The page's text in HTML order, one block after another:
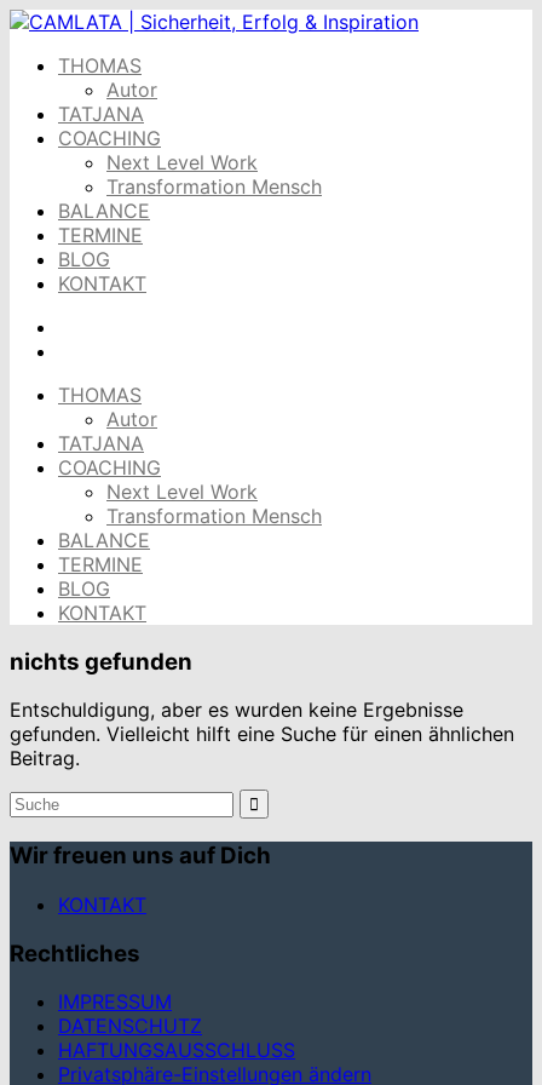
Skip
contentTHOMAS
Autor
TATJANA
COACHING
Next Level Work
Transformation Mensch
BALANCE
TERMINE
BLOG
KONTAKT
THOMAS
Autor
TATJANA
COACHING
Next Level Work
Transformation Mensch
BALANCE
TERMINE
BLOG
KONTAKT
nichts gefunden
Entschuldigung, aber es wurden keine Ergebnisse
gefunden. Vielleicht hilft eine Suche für einen ähnlichen
Beitrag.
Suchergebnis
für:
Wir freuen uns auf Dich
KONTAKT
Rechtliches
IMPRESSUM
DATENSCHUTZ
HAFTUNGSAUSSCHLUSS
Privatsphäre-Einstellungen ändern